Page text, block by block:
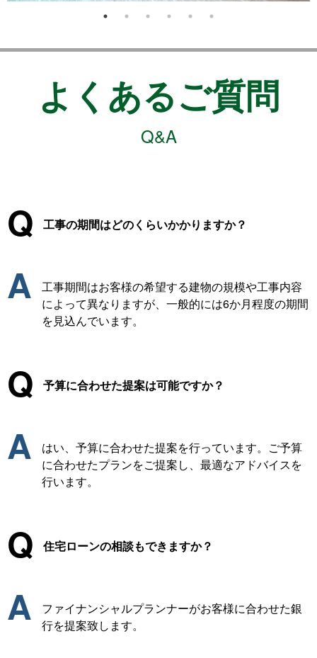
よくあるご質問
Q&A
Q 工事の期間はどのくらいかかりますか？
A
工事期間はお客様の希望する建物の規模や工事内容
によって異なりますが、一般的には6か月程度の期間
を見込んでいます。
Q 予算に合わせた提案は可能ですか？
A
はい、予算に合わせた提案を行っています。ご予算
に合わせたプランをご提案し、最適なアドバイスを
行います。
Q 住宅ローンの相談もできますか？
A
ファイナンシャルプランナーがお客様に合わせた銀
行を提案致します。